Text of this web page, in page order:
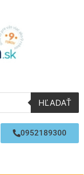
HĽADAŤ
0952189300